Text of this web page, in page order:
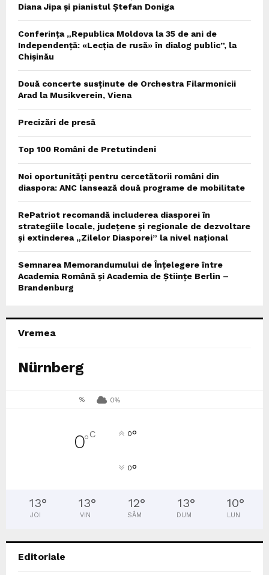
Diana Jipa și pianistul Ștefan Doniga
Conferința „Republica Moldova la 35 de ani de
Independență: «Lecția de rusă» în dialog public”, la
Chișinău
Două concerte susținute de Orchestra Filarmonicii
Arad la Musikverein, Viena
Precizări de presă
Top 100 Români de Pretutindeni
Noi oportunități pentru cercetătorii români din
diaspora: ANC lansează două programe de mobilitate
RePatriot recomandă includerea diasporei în
strategiile locale, județene și regionale de dezvoltare
și extinderea „Zilelor Diasporei” la nivel național
Semnarea Memorandumului de Înțelegere între
Academia Română și Academia de Științe Berlin –
Brandenburg
Vremea
Nürnberg
% 0%
0°C 0°
0°
13°
JOI
13°
VIN
12°
SÂM
13°
DUM
10°
LUN
Editoriale